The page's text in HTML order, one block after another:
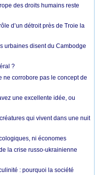
des droits humains reste
d’un détroit près de Troie la
urbaines disent du Cambodge
?
ne corrobore pas le concept de
une excellente idée, ou
qui vivent dans une nuit
ni économes
la crise russo-ukrainienne
: pourquoi la société